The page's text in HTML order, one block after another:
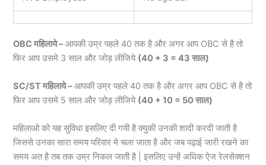
OBC महिलाये –आपकी उम्र पहले 40 तक है और अगर आप OBC से है तो
फिर आप उसमे 3 साल और जोड़ लीजिये (40 + 3 = 43 साल)
SC/ST महिलाये –आपकी उम्र पहले 40 तक है और अगर आप OBC से है तो
फिर आप उसमे 5 साल और जोड़ लीजिये (40 + 10 = 50 साल)
महिलाओ को यह सुविधा इसलिए दी गयी है क्युकी उनकी शादी करदी जाती है
जिससे उनका सारा समय परिवार मे चला जाता है और जब पढ़ाई जारी रखने का
समय अत है तब तक उम्र निकल जाती है | इसलिए उन्हें अधिक ऐज रेलसेक्शन